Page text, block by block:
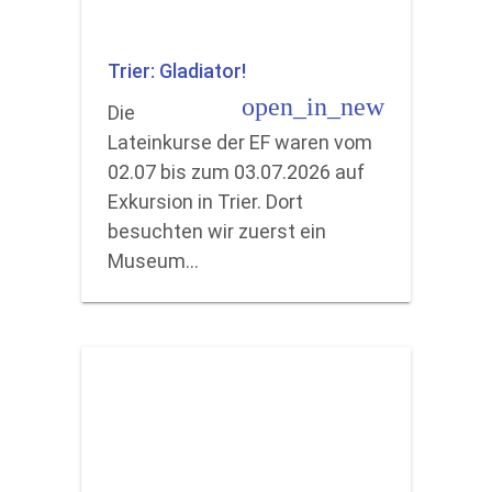
Trier: Gladiator!
open_in_new
Die
Lateinkurse der EF waren vom
02.07 bis zum 03.07.2026 auf
Exkursion in Trier. Dort
besuchten wir zuerst ein
Museum…